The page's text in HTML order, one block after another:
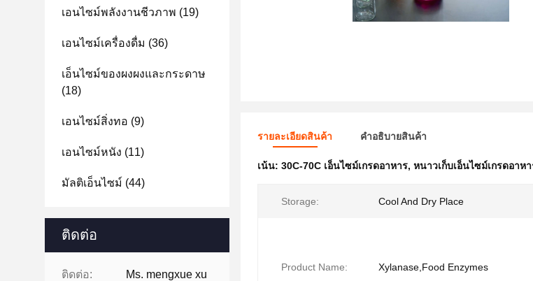
เอนไซม์พลังงานชีวภาพ (19)
เอนไซม์เครื่องดื่ม (36)
เอ็นไซม์ของผงผงและกระดาษ
(18)
เอนไซม์สิ่งทอ (9)
เอนไซม์หนัง (11)
มัลติเอ็นไซม์ (44)
ติดต่อ
ติดต่อ: Ms. mengxue xu
รายละเอียดสินค้า คําอธิบายสินค้า
เน้น: 30C-70C เอ็นไซม์เกรดอาหาร, หนาวเก็บเอ็นไซม์เกรดอาห
Storage: Cool And Dry Place
Product Name: Xylanase,Food Enzymes